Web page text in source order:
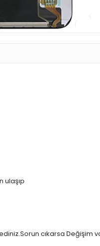
ulaşıp
cıkarsa Değişim